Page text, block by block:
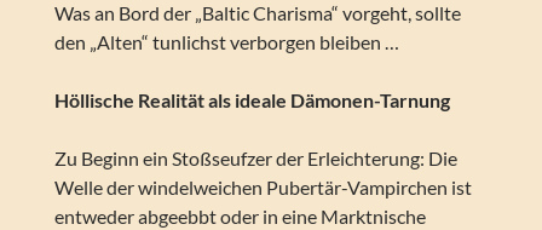
Was an Bord der „Baltic Charisma“ vorgeht, sollte
den „Alten“ tunlichst verborgen bleiben …
Höllische Realität als ideale Dämonen-Tarnung
Zu Beginn ein Stoßseufzer der Erleichterung: Die
Welle der windelweichen Pubertär-Vampirchen ist
entweder abgeebbt oder in eine Marktnische